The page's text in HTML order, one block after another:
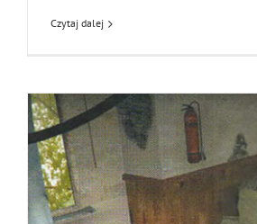
Czytaj dalej